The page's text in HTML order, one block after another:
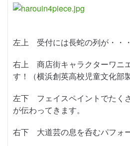
左上 受付には長蛇の列が・・・
右上 商店街キャラクターワニ
す！（横浜創英高校児童文化部
左下 フェイスペイントでたく
が伝わってきます。
右下 大道芸の息を呑むパフォ